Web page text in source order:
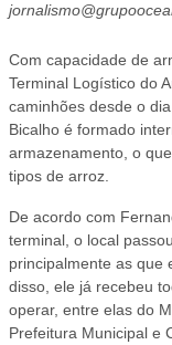
Com capacidade de
Terminal Logístico do
caminhões desde o
Bicalho é formado
armazenamento, o
tipos de arroz.
De acordo com
terminal, o local
principalmente as que
disso, ele já recebeu
operar, entre elas do
Prefeitura Municipal e